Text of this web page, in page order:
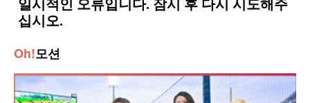
Oh!모션